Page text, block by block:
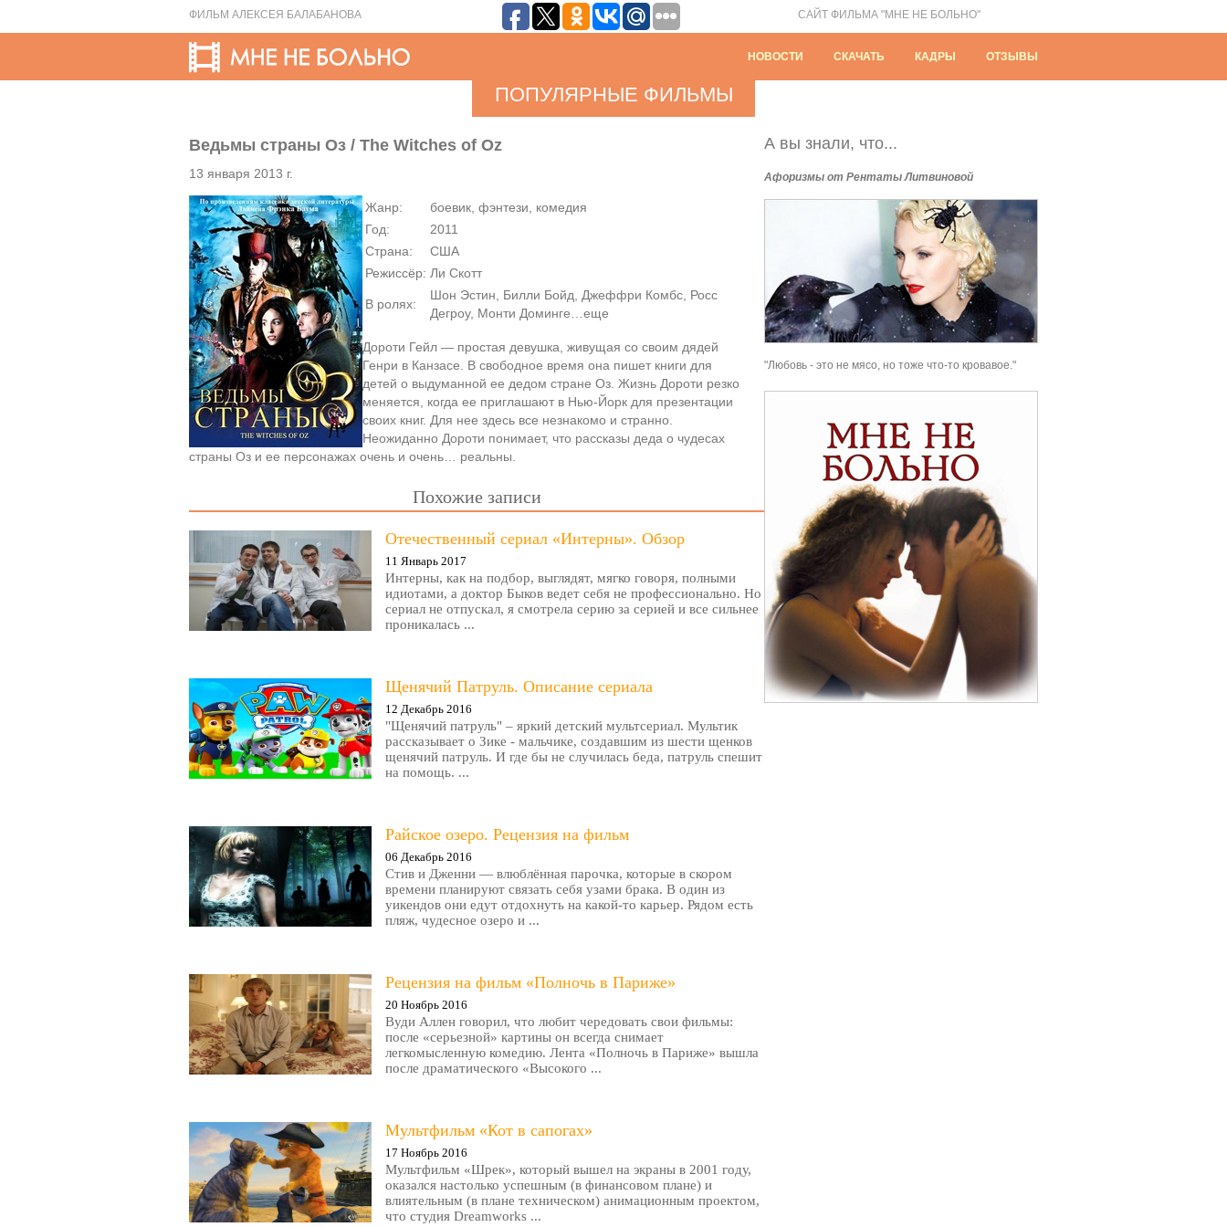
ФИЛЬМ АЛЕКСЕЯ БАЛАБАНОВА САЙТ ФИЛЬМА "МНЕ НЕ БОЛЬНО"
НОВОСТИ СКАЧАТЬ КАДРЫ ОТЗЫВЫ
ПОПУЛЯРНЫЕ ФИЛЬМЫ
Ведьмы страны Оз / The Witches of Oz
13 января 2013 г.
Жанр:
боевик, фэнтези, комедия
Год:
2011
Страна:
США
Режиссёр: Ли Скотт
В ролях:
Шон Эстин, Билли Бойд, Джеффри Комбс, Росс
Дегроу, Монти Доминге…еще
Дороти Гейл — простая девушка, живущая со своим дядей
Генри в Канзасе. В свободное время она пишет книги для
детей о выдуманной ее дедом стране Оз. Жизнь Дороти резко
меняется, когда ее приглашают в Нью-Йорк для презентации
своих книг. Для нее здесь все незнакомо и странно.
Неожиданно Дороти понимает, что рассказы деда о чудесах
страны Оз и ее персонажах очень и очень… реальны.
Похожие записи
Отечественный сериал «Интерны». Обзор
11 Январь 2017
Интерны, как на подбор, выглядят, мягко говоря, полными
идиотами, а доктор Быков ведет себя не профессионально. Но
сериал не отпускал, я смотрела серию за серией и все сильнее
проникалась ...
Щенячий Патруль. Описание сериала
12 Декабрь 2016
"Щенячий патруль" – яркий детский мультсериал. Мультик
рассказывает о Зике - мальчике, создавшим из шести щенков
щенячий патруль. И где бы не случилась беда, патруль спешит
на помощь. ...
Райское озеро. Рецензия на фильм
06 Декабрь 2016
Стив и Дженни — влюблённая парочка, которые в скором
времени планируют связать себя узами брака. В один из
уикендов они едут отдохнуть на какой-то карьер. Рядом есть
пляж, чудесное озеро и ...
Рецензия на фильм «Полночь в Париже»
20 Ноябрь 2016
Вуди Аллен говорил, что любит чередовать свои фильмы:
после «серьезной» картины он всегда снимает
легкомысленную комедию. Лента «Полночь в Париже» вышла
после драматического «Высокого ...
Мультфильм «Кот в сапогах»
17 Ноябрь 2016
Мультфильм «Шрек», который вышел на экраны в 2001 году,
оказался настолько успешным (в финансовом плане) и
влиятельным (в плане техническом) анимационным проектом,
что студия Dreamworks ...
А вы знали, что...
Афоризмы от Рентаты Литвиновой
"Любовь - это не мясо, но тоже что-то кровавое."